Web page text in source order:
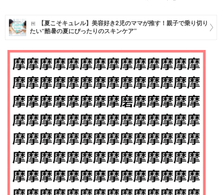
お仕事
マネー
トレンド・イベント
【夏こそキュレル】美容好き2児のママが推す！親子で乗り切り
たい“酷暑の夏にぴったりのスキンケア”